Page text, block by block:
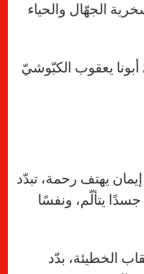
الجهّال والحياء
الكبّوشيّ
يهتف رحمة، تبدّد
جسدًا يتألّم، ونفسًا
الخطيئة، بدّد